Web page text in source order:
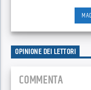
OPINIONE DEI LETTORI
COMMENTA